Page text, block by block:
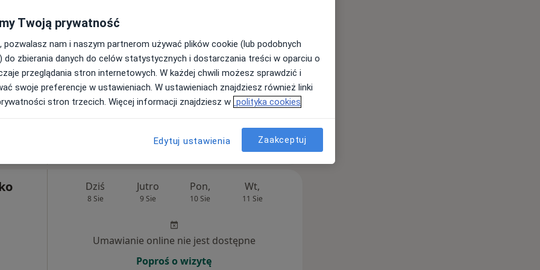
Dziś
8 Sie 9 Sie 10 Sie 11 Sie 12 Sie
Umawianie online nie jest dostępne
Pokaż profil
Dziś
8 Sie
Jutro
9 Sie
Pon,
10 Sie
Wt,
11 Sie
Umawianie online nie jest dostępne
Poproś o wizytę
Twoją prywatność
pozwalasz nam i naszym partnerom używać plików cookie (lub podobnych
do zbierania danych do celów statystycznych i dostarczania treści w oparciu o
przeglądania stron internetowych. W każdej chwili możesz sprawdzić i
swoje preferencje w ustawieniach. W ustawieniach znajdziesz również linki
stron trzecich. Więcej informacji znajdziesz w polityka cookies
Edytuj ustawienia Zaakceptuj